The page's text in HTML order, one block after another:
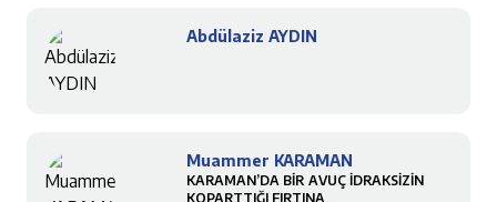
Abdülaziz AYDIN
Muammer KARAMAN
KARAMAN’DA BİR AVUÇ İDRAKSİZİN
KOPARTTIĞI FIRTINA